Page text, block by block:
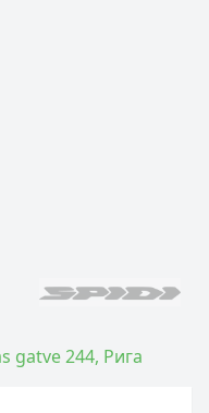
gatve 244, Рига